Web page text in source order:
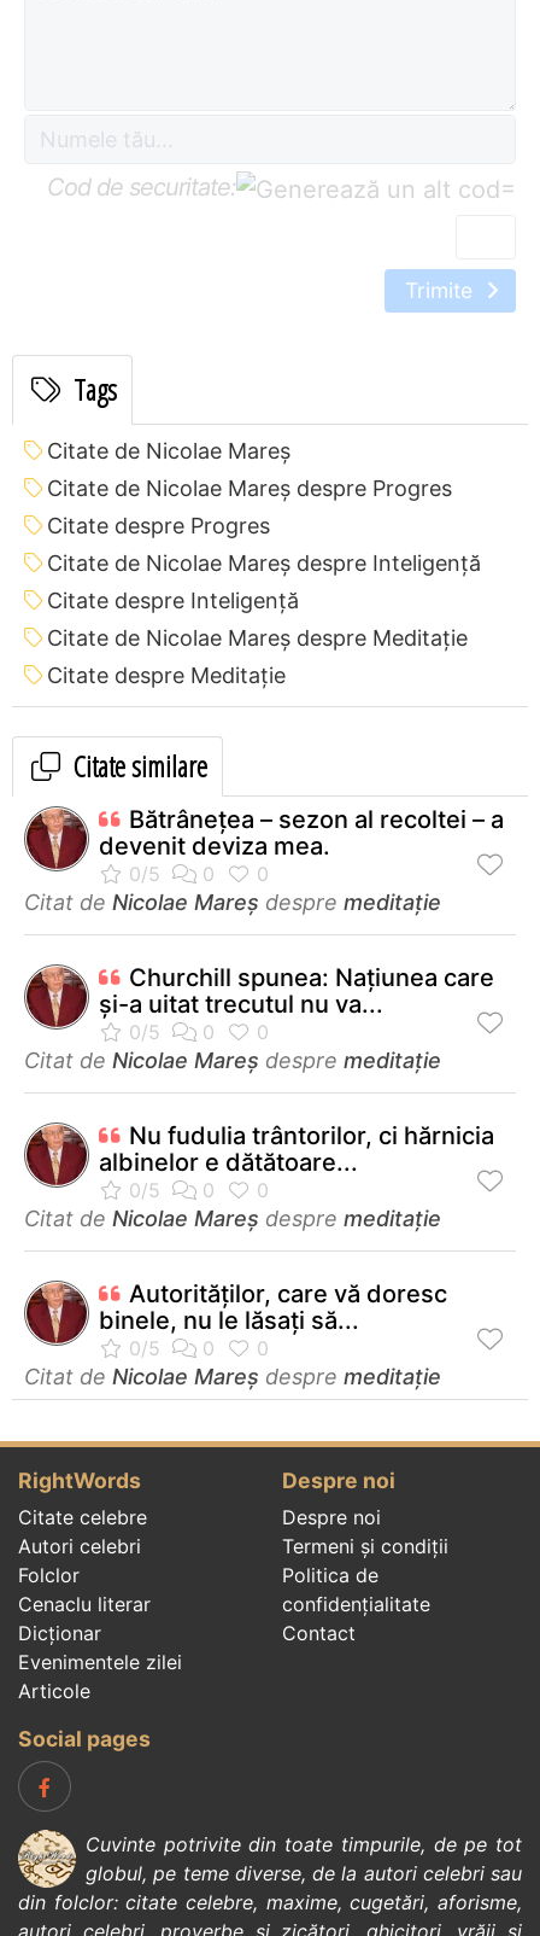
Cod de securitate: =
Trimite
Tags
Citate de Nicolae Mareș
Citate de Nicolae Mareș despre Progres
Citate despre Progres
Citate de Nicolae Mareș despre Inteligență
Citate despre Inteligență
Citate de Nicolae Mareș despre Meditație
Citate despre Meditație
Citate similare
Bătrânețea – sezon al recoltei – a
devenit deviza mea.
Citat de Nicolae Mareș despre meditație
Churchill spunea: Națiunea care
și-a uitat trecutul nu va...
Citat de Nicolae Mareș despre meditație
Nu fudulia trântorilor, ci hărnicia
albinelor e dătătoare...
Citat de Nicolae Mareș despre meditație
Autorităților, care vă doresc
binele, nu le lăsați să...
Citat de Nicolae Mareș despre meditație
RightWords
Citate celebre
Autori celebri
Folclor
Cenaclu literar
Dicționar
Evenimentele zilei
Articole
Despre noi
Despre noi
Termeni și condiții
Politica de
confidenţialitate
Contact
Social pages
Cuvinte potrivite din toate timpurile, de pe tot
globul, pe teme diverse, de la autori celebrisau
din folclor:citate celebre, maxime,cugetări,aforisme,
autori celebri, proverbe și zicători ghicitori, vrăji si